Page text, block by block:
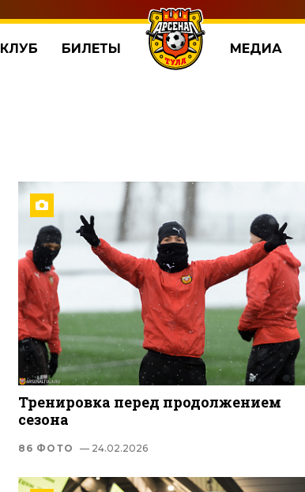
КЛУБ БИЛЕТЫ МЕДИА
Тренировка перед продолжением
сезона
86 ФОТО — 24.02.2026